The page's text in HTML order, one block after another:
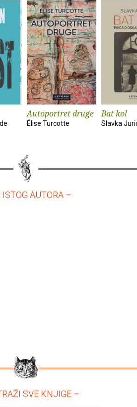
Autoportret druge
Élise Turcotte
Bat kol
Slavka
ISTOG AUTORA –
SVE KNJIGE –